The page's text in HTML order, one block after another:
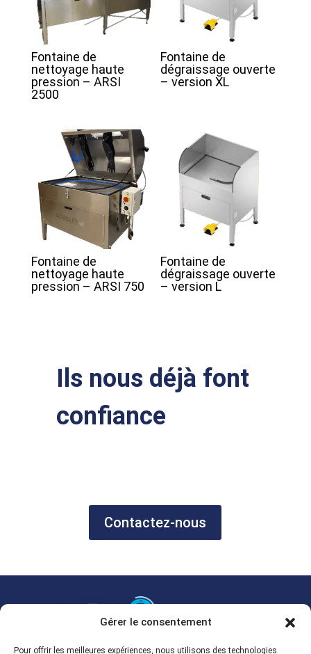
Gérer le consentement
Pour offrir les meilleures expériences, nous utilisons des technologies
Fontaine de
nettoyage haute
pression – ARSI
2500
Fontaine de
dégraissage ouverte
– version XL
Fontaine de
nettoyage haute
pression – ARSI 750
Fontaine de
dégraissage ouverte
– version L
Ils nous déjà font
confiance
Contactez-nous
Grossiste multimarque en ligne.